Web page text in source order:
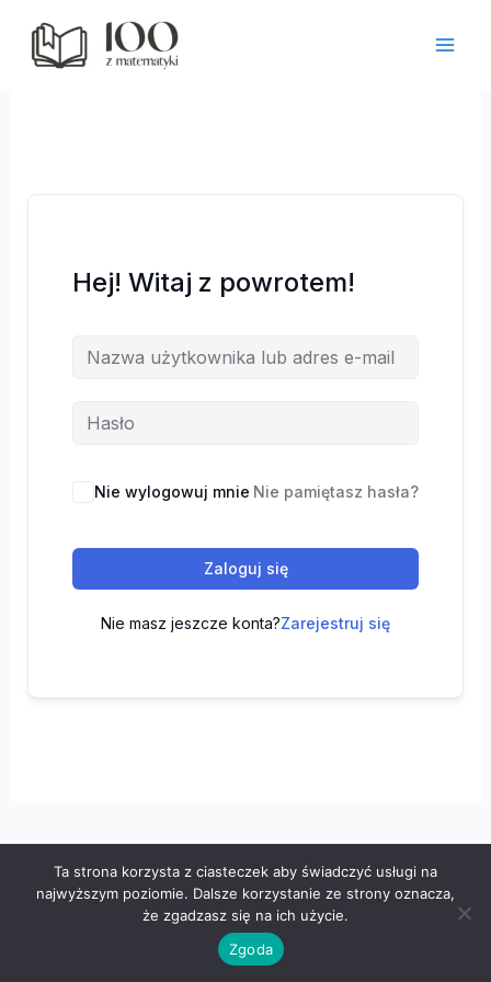
treści
Hej! Witaj z powrotem!
Nie wylogowuj mnie Nie pamiętasz hasła?
Zaloguj się
Nie masz jeszcze konta?Zarejestruj się
Wszelkie prawa zastrzeżone © 2026 "100 z matematyki" -
Polityka prywatności- Regulamin
Ta strona korzysta z ciasteczek aby świadczyć usługi na
najwyższym poziomie. Dalsze korzystanie ze strony oznacza,
że zgadzasz się na ich użycie.
Zgoda